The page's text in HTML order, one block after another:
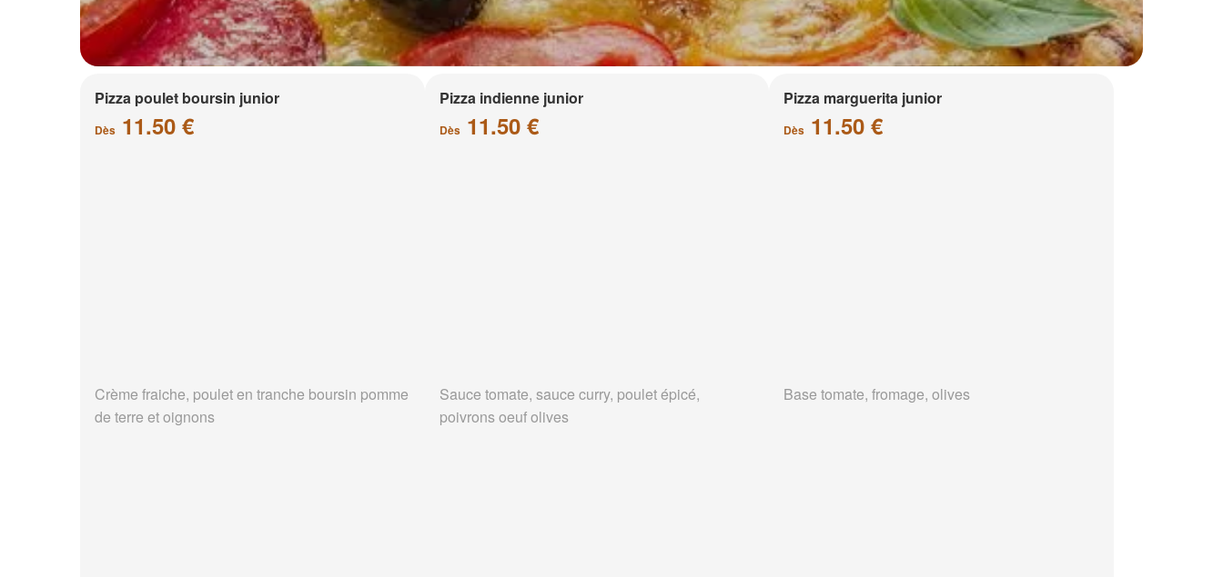
Pizza poulet boursin junior
Dès 11.50 €
Crème fraiche, poulet en tranche boursin pomme
de terre et oignons
Pizza indienne junior
Dès11.50 €
Sauce tomate, sauce curry, poulet épicé,
poivrons oeuf olives
Pizza marguerita junior
Dès 11.50 €
Base tomate, fromage, olives